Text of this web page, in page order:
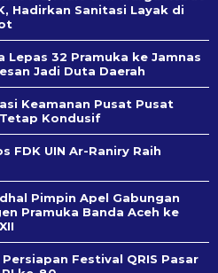
Hadirkan Sanitasi Layak di
Lepas 32 Pramuka ke Jamnas
Jadi Duta Daerah
Keamanan Pusat Pusat
Kondusif
FDK UIN Ar-Raniry Raih
Pimpin Apel Gabungan
Pramuka Banda Aceh ke
Festival QRIS Pasar